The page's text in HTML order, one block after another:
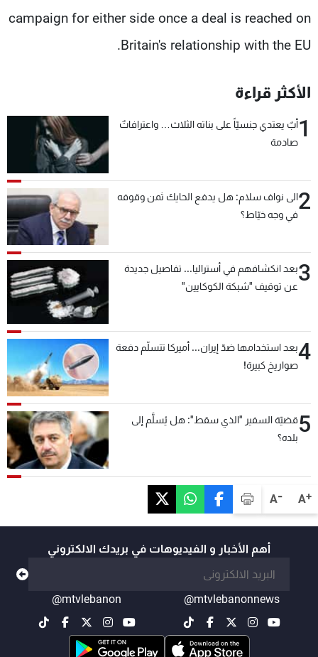
A+
A-
campaign for either side once a deal is reached on
Britain's relationship with the EU.
الأكثر قراءة
1أبٌ يعتدي جنسيّاً على بناته الثلاث… واعترافاتٌ
صادمة
2الى نواف سلام: هل يدفع الحايك ثمن وقوفه
في وجه خيّاط؟
3بعد انكشافهم في أستراليا... تفاصيل جديدة
عن توقيف "شبكة الكوكايين"
4بعد استخدامها ضدّ إيران... أميركا تتسلّم دفعة
صواريخ كبيرة!
5قضيّة السفير "الذي سقط": هل يُسلَّم إلى
بلده؟
أهم الأخبار و الفيديوهات في بريدك الالكتروني
@mtvlebanonnews
@mtvlebanon